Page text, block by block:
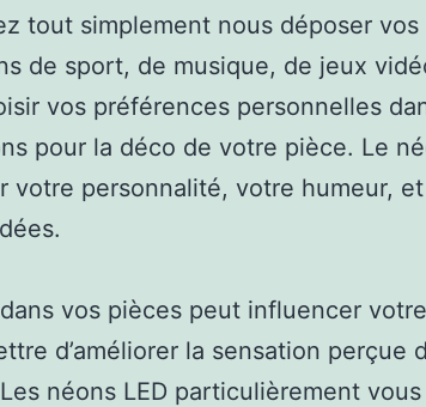
tout simplement nous déposer
de sport, de musique, de jeux
vos préférences personnelles
pour la déco de votre pièce. Le
votre personnalité, votre humeur,
vos pièces peut influencer
d’améliorer la sensation perçue
néons LED particulièrement